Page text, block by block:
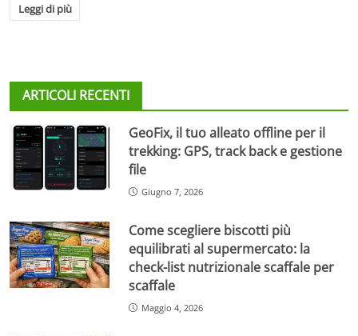
Leggi di più
ARTICOLI RECENTI
GeoFix, il tuo alleato offline per il
trekking: GPS, track back e gestione
file
Giugno 7, 2026
Come scegliere biscotti più
equilibrati al supermercato: la
check-list nutrizionale scaffale per
scaffale
Maggio 4, 2026